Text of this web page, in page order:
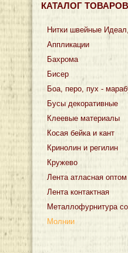
КАТАЛОГ
Нитки швейные
Аппликации
Бахрома
Бисер
Боа, перо, пух -
Бусы декоративные
Клеевые материалы
Косая бейка и кант
Кринолин и регилин
Кружево
Лента атласная оптом
Лента контактная
Металлофурнитура
Молнии